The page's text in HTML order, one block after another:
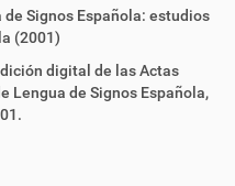
de Signos Española: estudios
(2001)
digital de las Actas
Lengua de Signos Española,